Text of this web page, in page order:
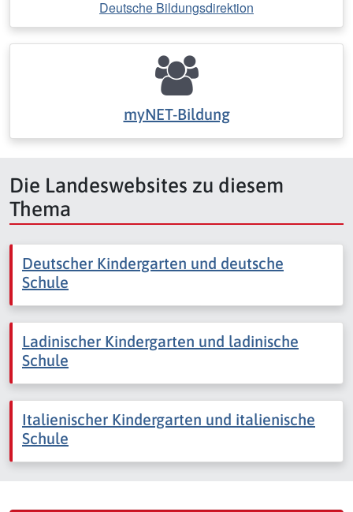
Deutsche Bildungsdirektion
myNET-Bildung
Die Landeswebsites zu diesem
Thema
Deutscher Kindergarten und deutsche
Schule
Ladinischer Kindergarten und ladinische
Schule
Italienischer Kindergarten und italienische
Schule